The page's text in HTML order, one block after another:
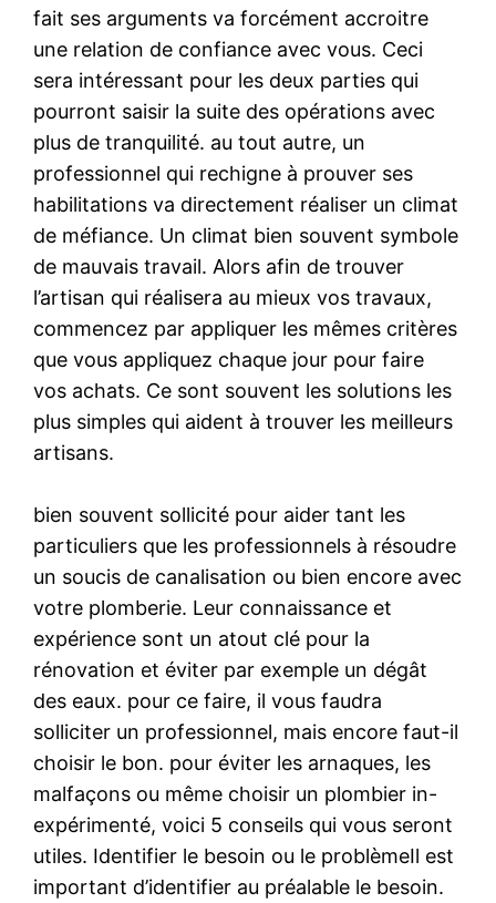
fait ses arguments va forcément accroitre
une relation de confiance avec vous. Ceci
sera intéressant pour les deux parties qui
pourront saisir la suite des opérations avec
plus de tranquilité. au tout autre, un
professionnel qui rechigne à prouver ses
habilitations va directement réaliser un climat
de méfiance. Un climat bien souvent symbole
de mauvais travail. Alors afin de trouver
l’artisan qui réalisera au mieux vos travaux,
commencez par appliquer les mêmes critères
que vous appliquez chaque jour pour faire
vos achats. Ce sont souvent les solutions les
plus simples qui aident à trouver les meilleurs
artisans.
bien souvent sollicité pour aider tant les
particuliers que les professionnels à résoudre
un soucis de canalisation ou bien encore avec
votre plomberie. Leur connaissance et
expérience sont un atout clé pour la
rénovation et éviter par exemple un dégât
des eaux. pour ce faire, il vous faudra
solliciter un professionnel, mais encore faut-il
choisir le bon. pour éviter les arnaques, les
malfaçons ou même choisir un plombier in-
expérimenté, voici 5 conseils qui vous seront
utiles. Identifier le besoin ou le problèmeIl est
important d’identifier au préalable le besoin.